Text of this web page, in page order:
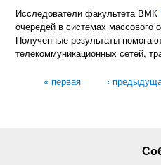
Исследователи факультета ВМК
очередей в системах массового
Полученные результаты
телекоммуникационных сетей,
Страницы
« первая ‹